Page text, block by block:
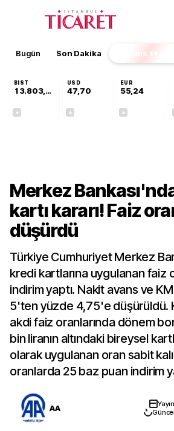
Bugün Son Dakika Finans
BIST
13.803,11
USD
47,70
EUR
55,24
Merkez
kartı kararı! Faiz
düşürdü
Türkiye Cumhuriyet Merkez
kredi kartlarına uygulanan faiz
indirim yaptı. Nakit avans ve
5'ten yüzde 4,75'e düşürüldü.
akdi faiz oranlarında dönem
bin liranın altındaki bireysel
olarak uygulanan oran sabit
oranlarda 25 baz puan indirim
AA